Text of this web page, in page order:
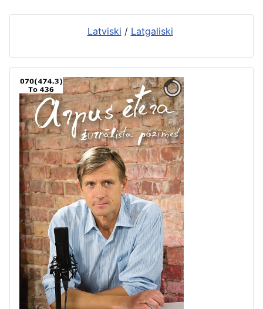
Latviski / Latgaliski